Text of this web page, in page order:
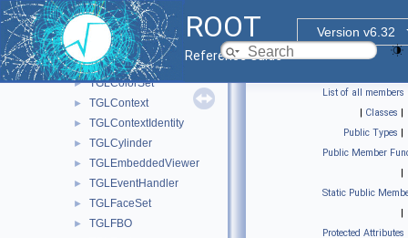
ROOT
Version v6.32
Reference Guide
► TGLClipSet
► TGLClipSetEditor
► TGLClipSetSubEditor
► TGLColor
► TGLColorSet
► TGLContext
► TGLContextIdentity
► TGLCylinder
► TGLEmbeddedViewer
► TGLEventHandler
► TGLFaceSet
► TGLFBO
List of all members
| Classes |
Public Types |
Public Member
|
Static Public
|
Protected Attributes